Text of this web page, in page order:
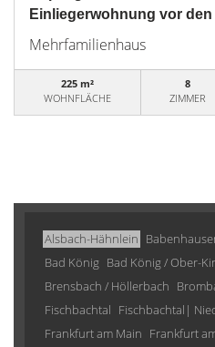
Einliegerwohnung vor
Mehrfamilienhaus
225 m²
WOHNFLÄCHE
8
ZIMMER
Alsbach-Hähnlein
Bad König Bad König / Ober-
Brensbach / Höllerbach
Fischbachtal Fischbachtal|
Frankfurt am Main Frankfurt